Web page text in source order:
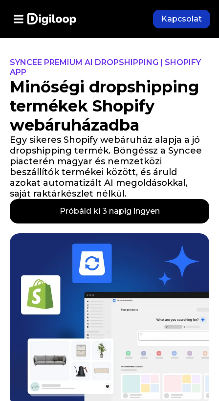
Kapcsolat
SYNCEE PREMIUM AI DROPSHIPPING | SHOPIFY
APP
Minőségi dropshipping
termékek Shopify
webáruházadba
Egy sikeres Shopify webáruház alapja a jó
dropshipping termék. Böngéssz a Syncee
piacterén magyar és nemzetközi
beszállítók termékei között, és áruld
azokat automatizált AI megoldásokkal,
saját raktárkészlet nélkül.
Próbáld ki 3 napig ingyen